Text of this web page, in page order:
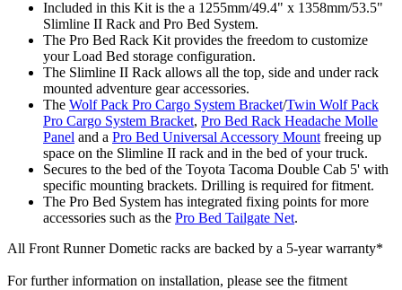
Included in this Kit is the a 1255mm/49.4" x 1358mm/53.5"
Slimline II Rack and Pro Bed System.
The Pro Bed Rack Kit provides the freedom to customize
your Load Bed storage configuration.
The Slimline II Rack allows all the top, side and under rack
mounted adventure gear accessories.
The Wolf Pack Pro Cargo System Bracket/Twin Wolf Pack
Pro Cargo System Bracket, Pro Bed Rack Headache Molle
Panel and a Pro Bed Universal Accessory Mount freeing up
space on the Slimline II rack and in the bed of your truck.
Secures to the bed of the Toyota Tacoma Double Cab 5' with
specific mounting brackets. Drilling is required for fitment.
The Pro Bed System has integrated fixing points for more
accessories such as the Pro Bed Tailgate Net.
All Front Runner Dometic racks are backed by a 5‑year warranty*
For further information on installation, please see the fitment